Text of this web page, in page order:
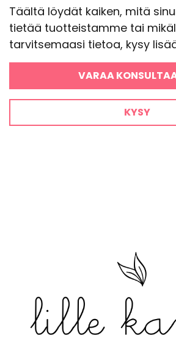
Täältä löydät kaiken, mitä
tietää tuotteistamme tai
tarvitsemaasi tietoa, kysy
VARAA
KYSY